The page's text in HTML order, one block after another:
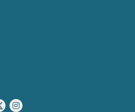
X Instagram